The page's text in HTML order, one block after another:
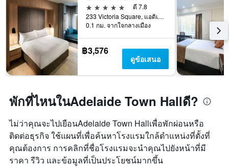
5 ดาว
ดี 7.8
233 Victoria Square, แอดิเลด, SA, ออสเตรเลีย
0.1 กม. จากใจกลางเมือง
฿3,576
ดูข้อเสนอ
พักที่ไหนในAdelaide Town Hallดี?
ไม่ว่าคุณจะไปเยือนAdelaide Town Hallเพื่อพักผ่อนหรือ
ติดต่อธุรกิจ ใช้แผนที่เพื่อค้นหาโรงแรมใกล้ตำแหน่งที่ตั้งที่
คุณต้องการ การคลิกที่ชื่อโรงแรมจะนำคุณไปยังหน้าที่มี
ราคา รีวิว และข้อมูลที่เป็นประโยชน์มากขึ้น